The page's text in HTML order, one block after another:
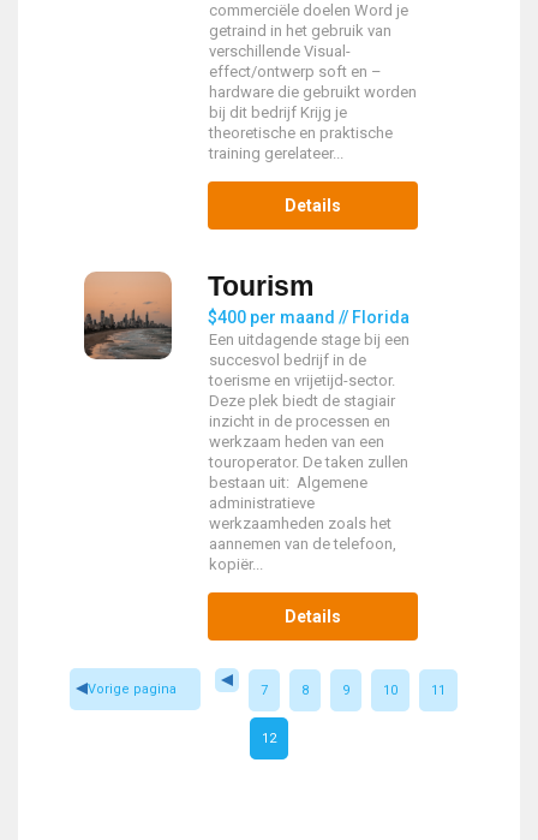
commerciële doelen Word je
getraind in het gebruik van
verschillende Visual-
effect/ontwerp soft en –
hardware die gebruikt worden
bij dit bedrijf Krijg je
theoretische en praktische
training gerelateer...
Details
Tourism
$400 per maand // Florida
Een uitdagende stage bij een
succesvol bedrijf in de
toerisme en vrijetijd-sector.
Deze plek biedt de stagiair
inzicht in de processen en
werkzaam heden van een
touroperator. De taken zullen
bestaan uit: Algemene
administratieve
werkzaamheden zoals het
aannemen van de telefoon,
kopiër...
Details
Vorige pagina 7 8 9 10 11
12